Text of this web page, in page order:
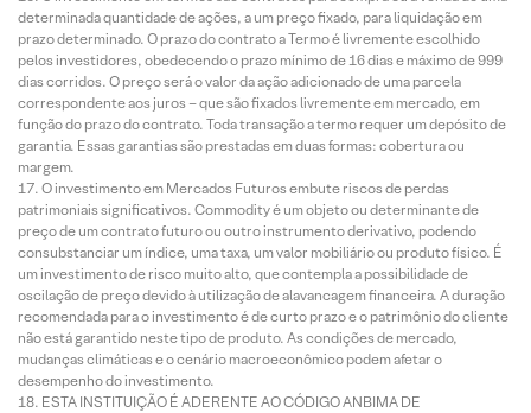
determinada quantidade de ações, a um preço fixado, para liquidação em
prazo determinado. O prazo do contrato a Termo é livremente escolhido
pelos investidores, obedecendo o prazo mínimo de 16 dias e máximo de 999
dias corridos. O preço será o valor da ação adicionado de uma parcela
correspondente aos juros – que são fixados livremente em mercado, em
função do prazo do contrato. Toda transação a termo requer um depósito de
garantia. Essas garantias são prestadas em duas formas: cobertura ou
margem.
O investimento em Mercados Futuros embute riscos de perdas
patrimoniais significativos. Commodity é um objeto ou determinante de
preço de um contrato futuro ou outro instrumento derivativo, podendo
consubstanciar um índice, uma taxa, um valor mobiliário ou produto físico. É
um investimento de risco muito alto, que contempla a possibilidade de
oscilação de preço devido à utilização de alavancagem financeira. A duração
recomendada para o investimento é de curto prazo e o patrimônio do cliente
não está garantido neste tipo de produto. As condições de mercado,
mudanças climáticas e o cenário macroeconômico podem afetar o
desempenho do investimento.
ESTA INSTITUIÇÃO É ADERENTE AO CÓDIGO ANBIMA DE